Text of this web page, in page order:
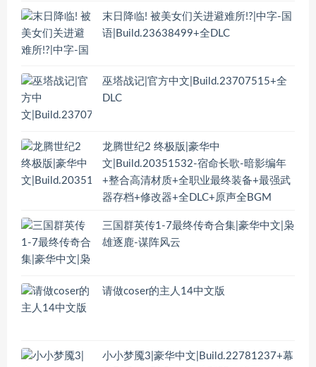
末日降临! 被美女们关进避难所!?|中字-国
语|Build.23638499+全DLC
巫塔战记|官方中文|Build.23707515+全
DLC
龙腾世纪2 终极版|豪华中
文|Build.20351532-宿命长歌-暗影编年
+整合高清材质+全职业最终装备+最强武
器存档+修改器+全DLC+原声全BGM
三国群英传1-7最终传奇合集|豪华中文|枭
雄逐鹿-谋阵风云
请做coser的主人14中文版
小小梦魇3|豪华中文|Build.22781237+幕